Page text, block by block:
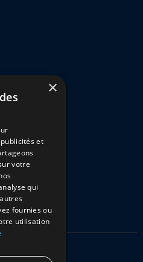
×
et
votre
qui
fournies ou
utilisation